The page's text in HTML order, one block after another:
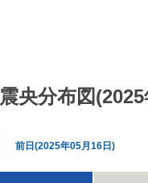
震央分布図
前日(2025年05月16日)